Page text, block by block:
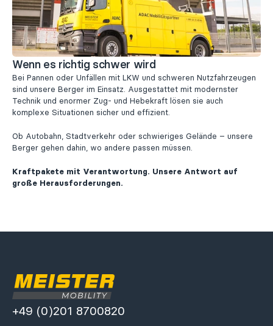
Wenn es richtig schwer wird
Bei Pannen oder Unfällen mit LKW und schweren Nutzfahrzeugen
sind unsere Berger im Einsatz. Ausgestattet mit modernster
Technik und enormer Zug- und Hebekraft lösen sie auch
komplexe Situationen sicher und effizient.
Ob Autobahn, Stadtverkehr oder schwieriges Gelände – unsere
Berger gehen dahin, wo andere passen müssen.
Kraftpakete mit Verantwortung. Unsere Antwort auf
große Herausforderungen.
+49 (0)201 8700820